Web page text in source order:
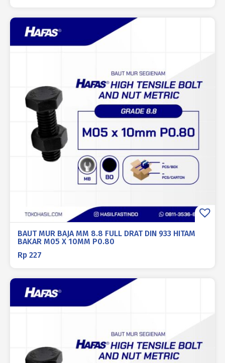
BAUT MUR BAJA MM 8.8 FULL DRAT DIN 933 HITAM
BAKAR M05 X 10MM P0.80
Rp 227